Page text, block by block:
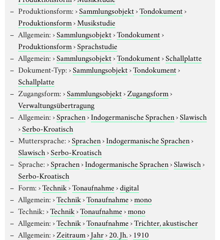
Produktionsform:›Sammlungsobjekt›Tondokument›
Produktionsform›Musikstudie
Allgemein:›Sammlungsobjekt›Tondokument›
Produktionsform›Sprachstudie
Allgemein:›Sammlungsobjekt›Tondokument›Schallplatte
Dokument-Typ:›Sammlungsobjekt›Tondokument›
Schallplatte
Zugangsform:›Sammlungsobjekt›Zugangsform›
Verwaltungsübertragung
Allgemein:›Sprachen›Indogermanische Sprachen›Slawisch
›Serbo-Kroatisch
Muttersprache:›Sprachen›Indogermanische Sprachen›
Slawisch›Serbo-Kroatisch
Sprache:›Sprachen›Indogermanische Sprachen›Slawisch›
Serbo-Kroatisch
Form:›Technik›Tonaufnahme›digital
Allgemein:›Technik›Tonaufnahme›mono
Technik:›Technik›Tonaufnahme›mono
Allgemein:›Technik›Tonaufnahme›Trichter, akustischer
Allgemein:›Zeitraum›Jahr›20. Jh.› 1910